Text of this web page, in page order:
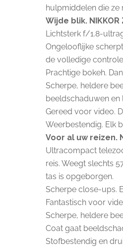
hulpmiddelen die ze
Wijde blik.
Lichtsterk f/1.8-
Ongelooflijke
de volledige
Prachtige bokeh.
Scherpe, heldere
beeldschaduwen en
Gereed voor video.
Weerbestendig. Elk
Voor al uw reizen.
Ultracompact
reis. Weegt slechts
tas is opgeborgen.
Scherpe close-ups.
Fantastisch voor
Scherpe, heldere
Coat gaat
Stofbestendig en